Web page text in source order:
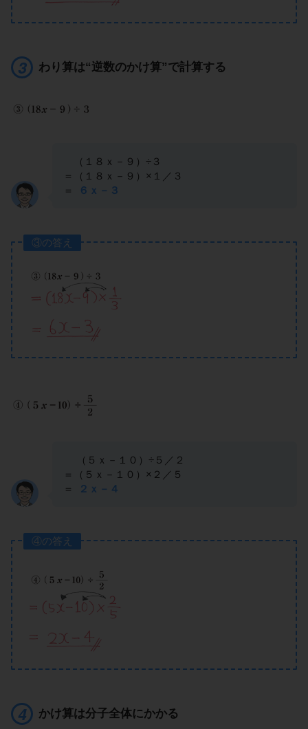
わり算は“逆数のかけ算”で計算する
（１８ｘ－９）÷３
＝（１８ｘ－９）×１／３
＝
６ｘ－３
③の答え
（５ｘ－１０）÷５／２
＝（５ｘ－１０）×２／５
＝
２ｘ－４
④の答え
かけ算は分子全体にかかる